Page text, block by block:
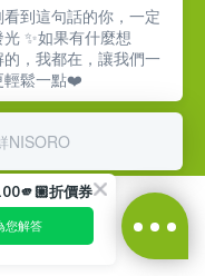
巷3號4樓
到這句話的你，一定
✨如果有什麼想
，我都在，讓我們一
輕鬆一點❤️
NISORO
折價券
您解答